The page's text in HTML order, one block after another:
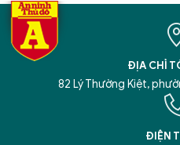
ĐỊA CHỈ
82 Lý Thường Kiệt,
ĐIỆN